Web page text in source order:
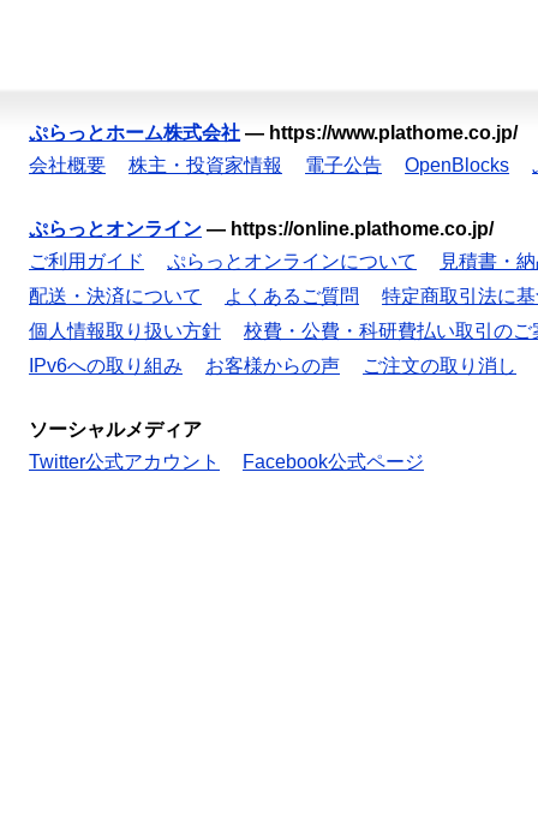
ぷらっとホーム株式会社 — https://www.plathome.co.jp/
会社概要
株主・投資家情報 電子公告 OpenBlocks
ぷらっとオンライン — https://online.plathome.co.jp/
ご利用ガイド
ぷらっとオンラインについて
見積書・
配送・決済について
よくあるご質問
特定商取引法に
個人情報取り扱い方針
校費・公費・科研費払い取引のご
IPv6への取り組み
お客様からの声 ご注文の取り消し
ソーシャルメディア
Twitter公式アカウント
Facebook公式ページ